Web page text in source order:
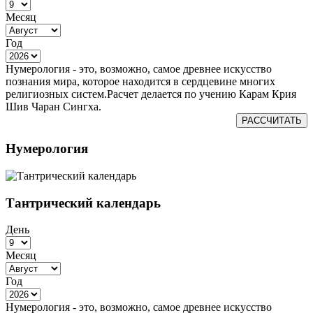
Месяц
Год
Нумерология - это, возможно, самое древнее искусство
познания мира, которое находится в сердцевине многих
религиозных систем.Расчет делается по учению Карам Крия
Шив Чаран Сингха.
РАССЧИТАТЬ
Нумерология
Тантрический календарь
День
Месяц
Год
Нумерология - это, возможно, самое древнее искусство